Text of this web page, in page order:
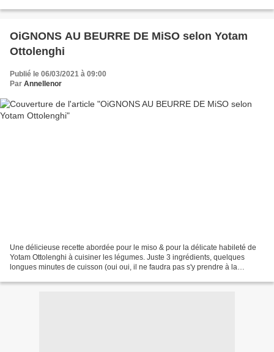
OiGNONS AU BEURRE DE MiSO selon Yotam
Ottolenghi
Publié le 06/03/2021 à 09:00
Par Annellenor
Une délicieuse recette abordée pour le miso & pour la délicate habileté de
Yotam Ottolenghi à cuisiner les légumes. Juste 3 ingrédients, quelques
longues minutes de cuisson (oui oui, il ne faudra pas s'y prendre à la